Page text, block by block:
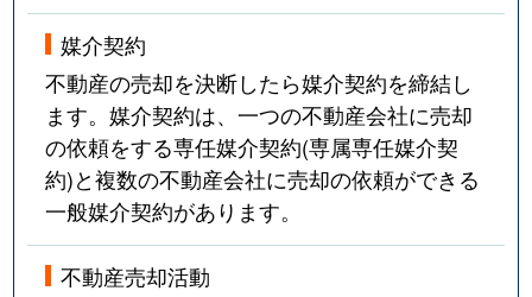
媒介契約
不動産の売却を決断したら媒介契約を締結し
ます。媒介契約は、一つの不動産会社に売却
の依頼をする専任媒介契約(専属専任媒介契
約)と複数の不動産会社に売却の依頼ができる
一般媒介契約があります。
不動産売却活動